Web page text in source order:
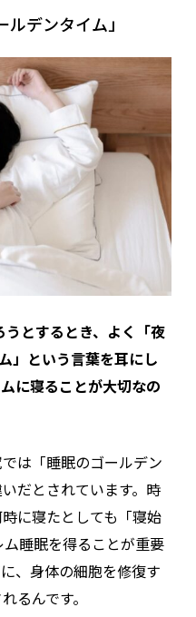
デンタイム」
うとするとき、よく「夜
」という言葉を耳にし
に寝ることが大切なの
は「睡眠のゴールデン
だとされています。時
に寝たとしても「寝始
睡眠を得ることが重要
、身体の細胞を修復す
るんです。